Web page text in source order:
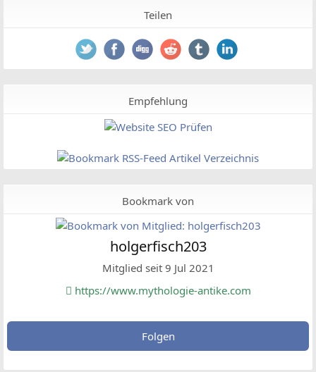
Teilen
Empfehlung
Bookmark von
holgerfisch203
Mitglied seit 9 Jul 2021
https://www.mythologie-antike.com
Folgen